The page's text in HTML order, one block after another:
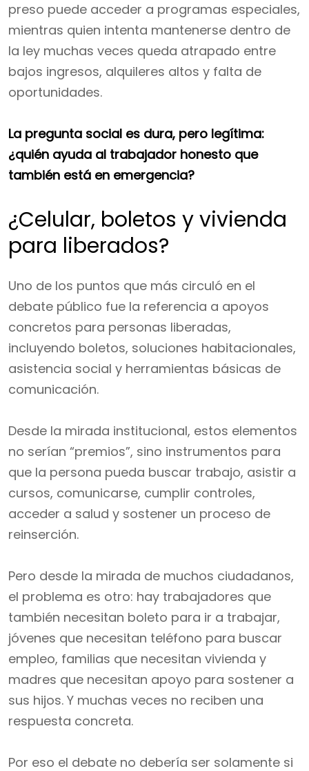
preso puede acceder a programas especiales,
mientras quien intenta mantenerse dentro de
la ley muchas veces queda atrapado entre
bajos ingresos, alquileres altos y falta de
oportunidades.
La pregunta social es dura, pero legítima:
¿quién ayuda al trabajador honesto que
también está en emergencia?
¿Celular, boletos y vivienda
para liberados?
Uno de los puntos que más circuló en el
debate público fue la referencia a apoyos
concretos para personas liberadas,
incluyendo boletos, soluciones habitacionales,
asistencia social y herramientas básicas de
comunicación.
Desde la mirada institucional, estos elementos
no serían “premios”, sino instrumentos para
que la persona pueda buscar trabajo, asistir a
cursos, comunicarse, cumplir controles,
acceder a salud y sostener un proceso de
reinserción.
Pero desde la mirada de muchos ciudadanos,
el problema es otro: hay trabajadores que
también necesitan boleto para ir a trabajar,
jóvenes que necesitan teléfono para buscar
empleo, familias que necesitan vivienda y
madres que necesitan apoyo para sostener a
sus hijos. Y muchas veces no reciben una
respuesta concreta.
Por eso el debate no debería ser solamente si